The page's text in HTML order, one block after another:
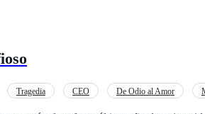
y su familia, elige una esposa
siguiente
a los brazos de su apuesto
Tragedia CEO De Odio al Amor